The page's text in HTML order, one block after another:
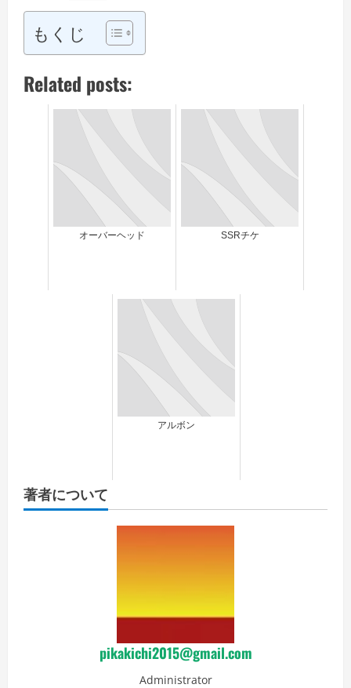
もくじ
Related posts:
オーバーヘッド SSRチケ
アルボン
著者について
pikakichi2015@gmail.com
Administrator